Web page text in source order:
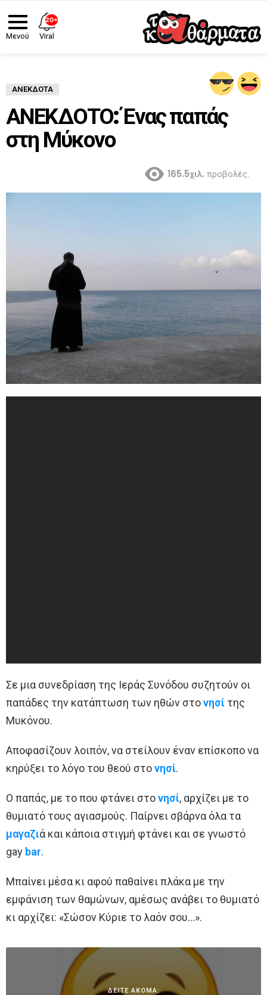
Μενού
ΑΝΈΚΔΟΤΑ
ΑΝΕΚΔΟΤΟ: Ένας παπάς
στη Μύκονο
165.5χιλ. προβολές.
Σε μια συνεδρίαση της Ιεράς Συνόδου συζητούν οι
παπάδες την κατάπτωση των ηθών στονησί της
Μυκόνου.
Αποφασίζουν λοιπόν, να στείλουν έναν επίσκοπο να
κηρύξει το λόγο του θεού στονησί.
Ο παπάς, με το που φτάνει στονησί, αρχίζει με το
θυμιατό τους αγιασμούς. Παίρνει σβάρνα όλα τα
μαγαζιά και κάποια στιγμή φτάνει και σε γνωστό
gay bar.
Μπαίνει μέσα κι αφού παθαίνει πλάκα με την
εμφάνιση των θαμώνων, αμέσως ανάβει το θυμιατό
κι αρχίζει: «Σώσον Κύριε το λαόν σου…».
ΔΕΙΤΕ ΑΚΟΜΑ:
20+
Viral